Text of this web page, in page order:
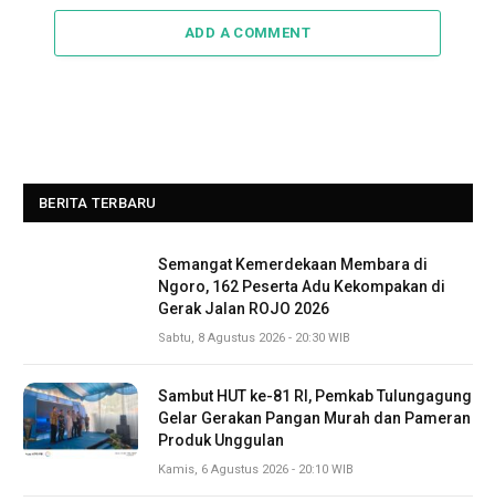
ADD A COMMENT
BERITA TERBARU
Semangat Kemerdekaan Membara di
Ngoro, 162 Peserta Adu Kekompakan di
Gerak Jalan ROJO 2026
Sabtu, 8 Agustus 2026 - 20:30 WIB
Sambut HUT ke-81 RI, Pemkab Tulungagung
Gelar Gerakan Pangan Murah dan Pameran
Produk Unggulan
Kamis, 6 Agustus 2026 - 20:10 WIB